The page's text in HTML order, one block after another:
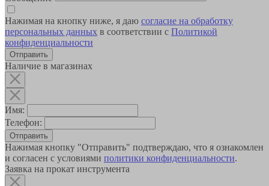
Нажимая на кнопку ниже, я даю согласие на обработку
персональных данных в соответствии с Политикой
конфиденциальности
Наличие в магазинах
Имя:
Телефон:
Отправить
Нажимая кнопку "Отправить" подтверждаю, что я ознакомлен
и согласен с условиями политики конфиденциальности.
Заявка на прокат инструмента